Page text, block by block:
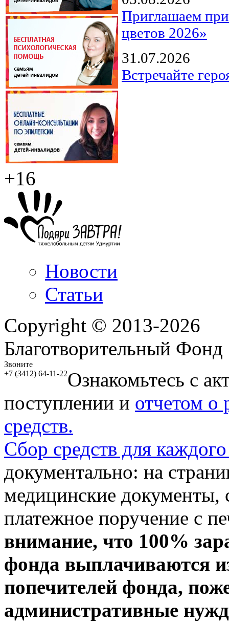
Приглашаем
цветов 2026»
31.07.2026
Встречайте
+16
Новости
Статьи
Copyright © 2013-2026
Благотворительный
Звоните
+7 (3412) 64-11-22Ознакомьтесь с
поступлении и отчетом о
средств.
Сбор средств для
документально: на
медицинские документы,
платежное поручение с
внимание, что 100%
фонда выплачиваются
попечителей фонда,
административные